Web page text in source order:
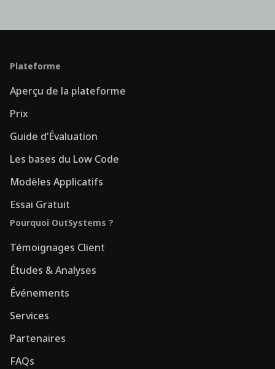
Plateforme
Aperçu de la plateforme
Prix
Guide d’Évaluation
Les bases du Low Code
Modèles Applicatifs
Essai Gratuit
Pourquoi OutSystems ?
Témoignages Client
Études & Analyses
Événements
Services
Partenaires
FAQs